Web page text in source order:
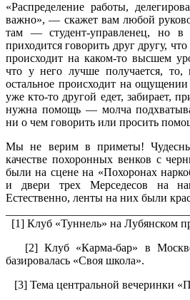
«Распределение работы,
важно», — скажет вам любой
там — студент-управленец, но
приходится говорить друг другу,
происходит на каком-то высшем
что у него лучше получается, то,
остальное происходит на
уже кто-то другой едет, забирает,
нужна помощь — молча
ни о чем говорить или просить
Мы не верим в приметы!
качестве похоронных венков с
были на сцене на «Похоронах
и двери трех Мерседесов на
Естественно, ленты на них были
[1] Клуб «Туннель» на Лубянском
[2] Клуб «Карма-бар» в
базировалась «Своя школа».
[3] Тема центральной вечеринки